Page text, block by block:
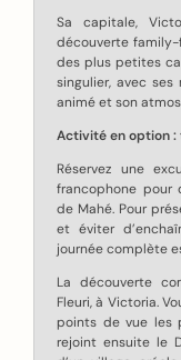
Sa capitale,
découverte family-
des plus petites
singulier, avec ses
animé et son
Activité en option :
Réservez une
francophone pour
de Mahé. Pour
et éviter
journée complète
La découverte
Fleuri, à Victoria.
points de vue les
rejoint ensuite le